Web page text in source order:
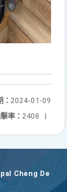
： 2024-01-09
率： 2408 |
Cheng De